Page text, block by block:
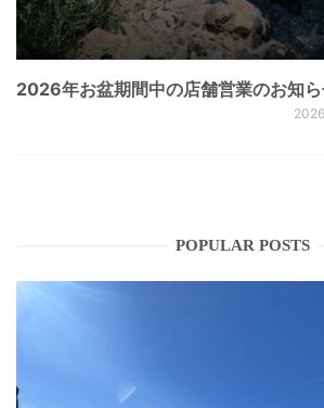
2026年お盆期間中の店舗営業のお知
POPULAR POSTS